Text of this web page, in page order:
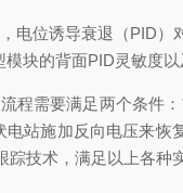
位诱导衰退（PID）
块的背面PID灵敏度
需要满足两个条件：
电站施加反向电压来
踪技术，满足以上各种